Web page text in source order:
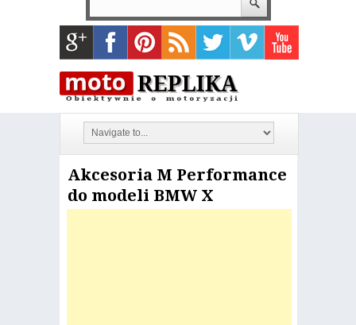
Akcesoria M Performance
do modeli BMW X